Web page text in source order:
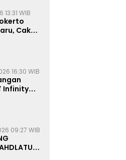
13:31 WIB
Cak
16:30 WIB
Infinity
09:27 WIB